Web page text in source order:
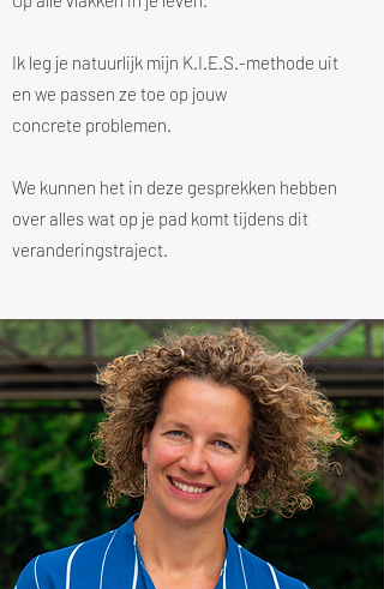
Ik leg je natuurlijk mijn K.I.E.S.-methode uit
en we passen ze toe op jouw
concrete problemen.
We kunnen het in deze gesprekken hebben
over alles wat op je pad komt tijdens dit
veranderingstraject.